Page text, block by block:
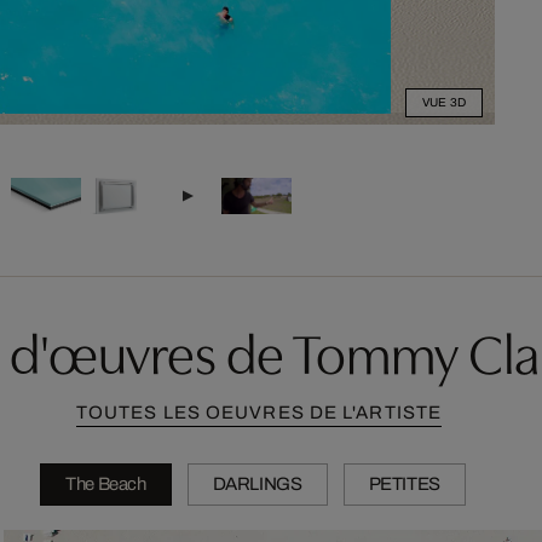
VUE 3D
d'œuvres de Tommy
TOUTES LES OEUVRES DE L'ARTISTE
The Beach DARLINGS PETITES